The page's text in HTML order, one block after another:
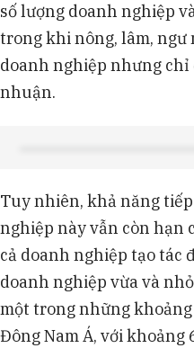
số lượng doanh nghiệp
trong khi nông, lâm, ngư
doanh nghiệp nhưng chỉ
nhuận.
Tuy nhiên, khả năng
nghiệp này vẫn còn hạn
cả doanh nghiệp tạo tác
doanh nghiệp vừa và
một trong những
Đông Nam Á, với